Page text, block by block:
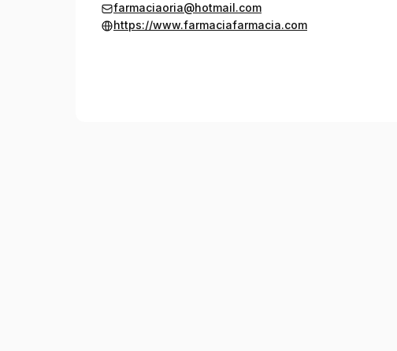
farmaciaoria@hotmail.com
https://www.farmaciafarmacia.com